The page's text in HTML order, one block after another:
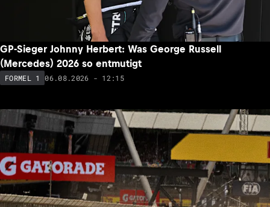
GP-Sieger Johnny Herbert: Was George Russell
(Mercedes) 2026 so entmutigt
FORMEL 1 06.08.2026 - 12:15